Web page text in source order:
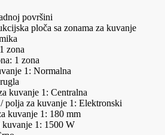
površini
ploča sa zonama za kuvanje
zona
1 zona
1: Normalna
kuvanje 1: Centralna
polja za kuvanje 1: Elektronski
kuvanje 1: 180 mm
kuvanje 1: 1500 W